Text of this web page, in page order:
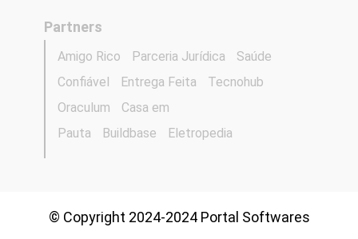
Partners
Amigo Rico Parceria Jurídica
Saúde
Confiável
Entrega Feita
Tecnohub
Oraculum
Casa em
Pauta
Buildbase Eletropedia
© Copyright 2024-2024 Portal Softwares